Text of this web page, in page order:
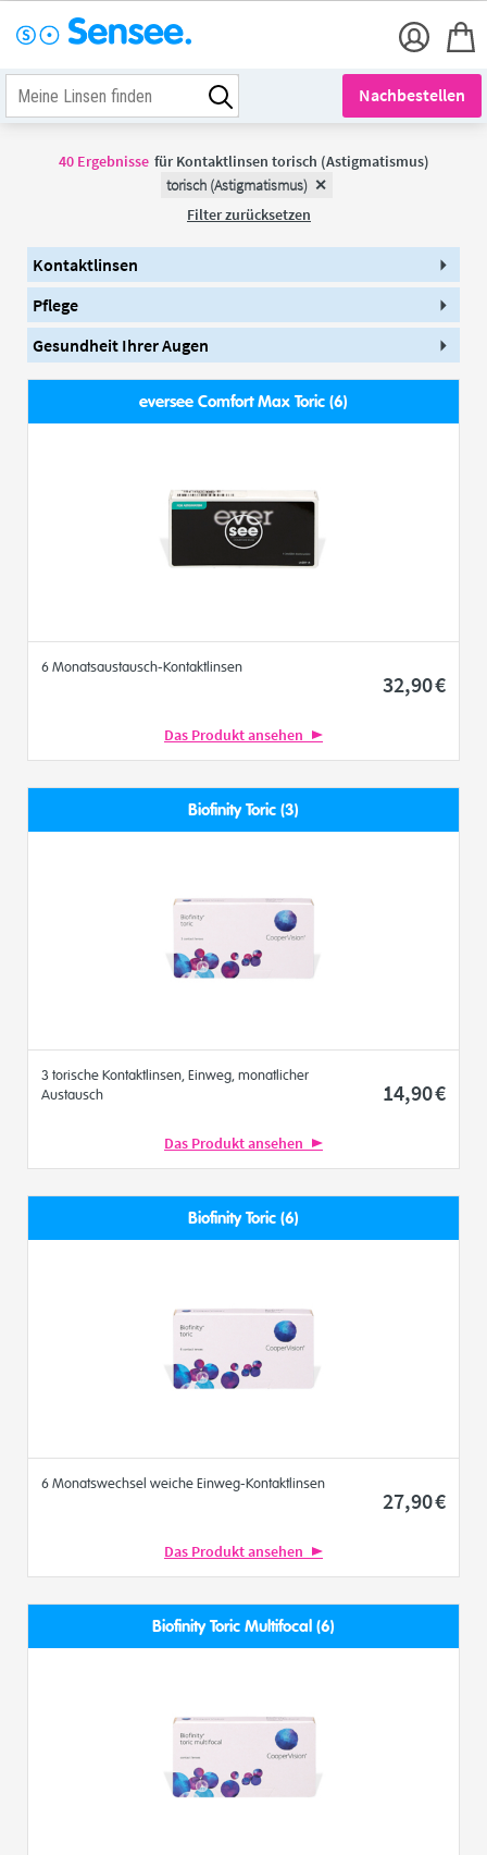
Nachbestellen
40 Ergebnisse für Kontaktlinsen torisch (Astigmatismus)
torisch (Astigmatismus)
Filter zurücksetzen
Kontaktlinsen
Pflege
Gesundheit Ihrer Augen
eversee Comfort Max Toric (6)
6 Monatsaustausch-Kontaktlinsen
32,90€
Das Produkt ansehen
Biofinity Toric (3)
3 torische Kontaktlinsen, Einweg, monatlicher
Austausch
14,90€
Das Produkt ansehen
Biofinity Toric (6)
6 Monatswechsel weiche Einweg-Kontaktlinsen
27,90€
Das Produkt ansehen
Biofinity Toric Multifocal (6)